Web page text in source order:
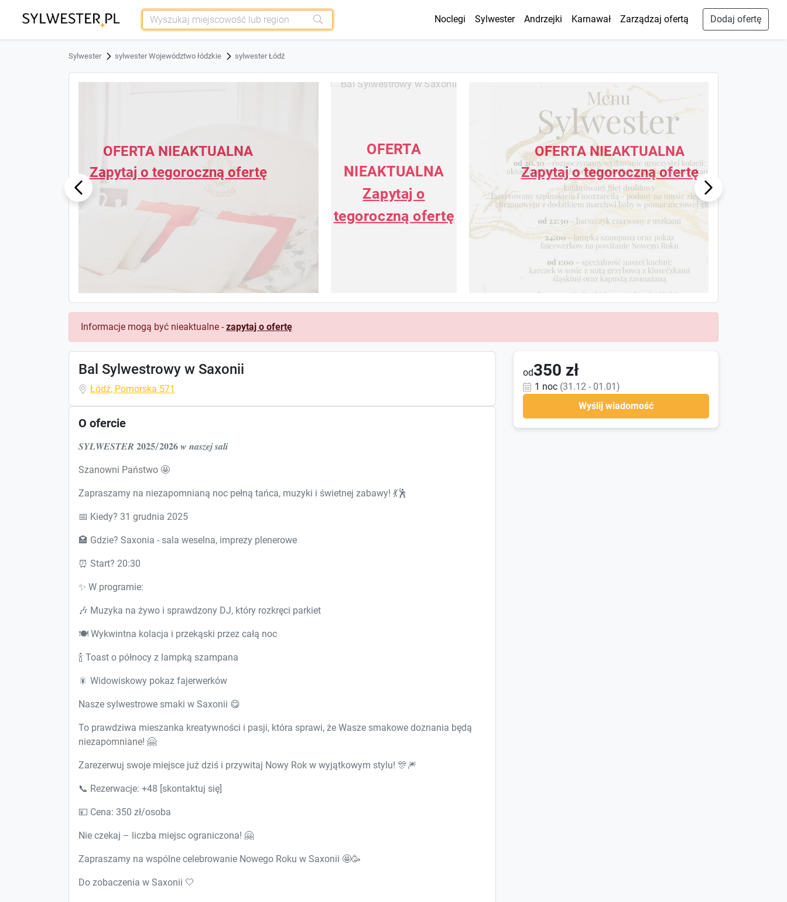
Noclegi Sylwester Andrzejki Karnawał Zarządzaj ofertą Dodaj ofertę
Sylwester sylwester Województwo łódzkie sylwester Łódź
Previ
ous
OFERTA NIEAKTUALNA
Zapytaj o tegoroczną ofertę
OFERTA
NIEAKTUALNA
Zapytaj o
tegoroczną ofertę
OFERTA NIEAKTUALNA
Zapytaj o tegoroczną ofertę
Next
Informacje mogą być nieaktualne - zapytaj o ofertę
Bal Sylwestrowy w Saxonii
Łódź, Pomorska 571
O ofercie
𝑺𝒀𝑳𝑾𝑬𝑺𝑻𝑬𝑹 𝟐𝟎𝟐𝟓/𝟐𝟎𝟐𝟔 𝒘 𝒏𝒂𝒔𝒛𝒆𝒋 𝒔𝒂𝒍𝒊
Szanowni Państwo 🤩
Zapraszamy na niezapomnianą noc pełną tańca, muzyki i świetnej zabawy! 💃🕺
📅 Kiedy? 31 grudnia 2025
🏩 Gdzie? Saxonia - sala weselna, imprezy plenerowe
⏰ Start? 20:30
✨ W programie:
🎶 Muzyka na żywo i sprawdzony DJ, który rozkręci parkiet
🍽️ Wykwintna kolacja i przekąski przez całą noc
🍾 Toast o północy z lampką szampana
🎇 Widowiskowy pokaz fajerwerków
Nasze sylwestrowe smaki w Saxonii 😋
To prawdziwa mieszanka kreatywności i pasji, która sprawi, że Wasze smakowe doznania będą
niezapomniane! 🤗
Zarezerwuj swoje miejsce już dziś i przywitaj Nowy Rok w wyjątkowym stylu! 🎊🎆
📞 Rezerwacje: +48 [skontaktuj się]
💴 Cena: 350 zł/osoba
Nie czekaj – liczba miejsc ograniczona! 🤗
Zapraszamy na wspólne celebrowanie Nowego Roku w Saxonii 🤩🥳
Do zobaczenia w Saxonii 🤍
od350 zł
1 noc (31.12 - 01.01)
Wyślij wiadomość